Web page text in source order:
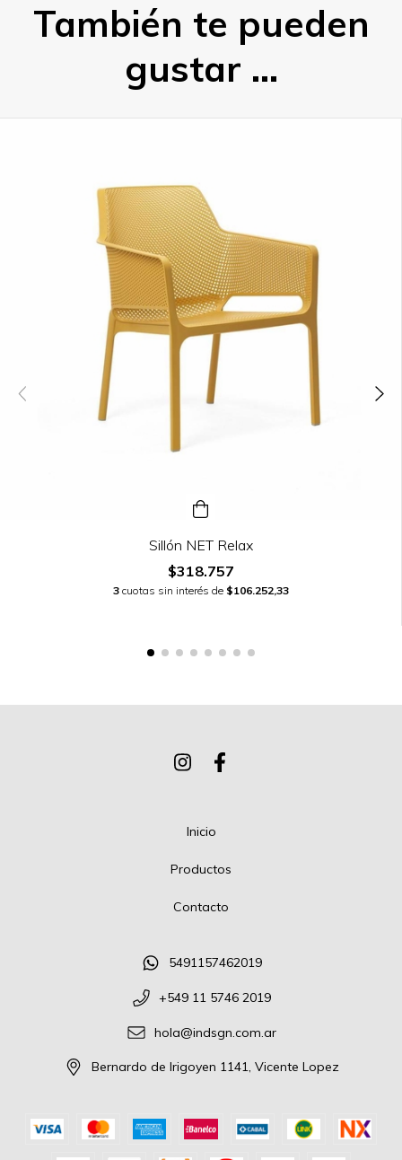
También te pueden
gustar ...
Sillón NET Relax
$318.757
3 cuotas sin interés de $106.252,33
Inicio
Productos
Contacto
5491157462019
+549 11 5746 2019
hola@indsgn.com.ar
Bernardo de Irigoyen 1141, Vicente Lopez